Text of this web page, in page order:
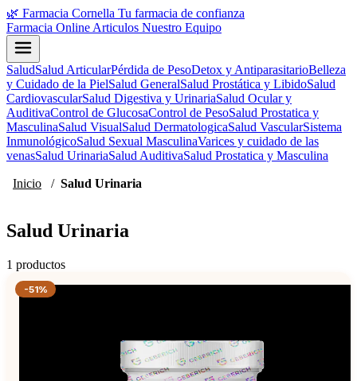
🌿 Farmacia Cornella Tu farmacia de confianza
Farmacia Online Articulos Nuestro Equipo
SaludSalud ArticularPérdida de PesoDetox y AntiparasitarioBelleza
y Cuidado de la PielSalud GeneralSalud Prostática y LibidoSalud
CardiovascularSalud Digestiva y UrinariaSalud Ocular y
AuditivaControl de GlucosaControl de PesoSalud Prostatica y
MasculinaSalud VisualSalud DermatologicaSalud VascularSistema
InmunológicoSalud Sexual MasculinaVarices y cuidado de las
venasSalud UrinariaSalud AuditivaSalud Prostatica y Masculina
Inicio / Salud Urinaria
Salud Urinaria
1 productos
-51%